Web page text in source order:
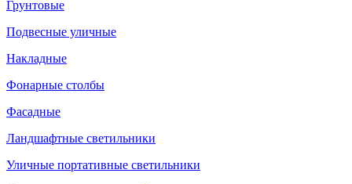
Грунтовые
Подвесные уличные
Накладные
Фонарные столбы
Фасадные
Ландшафтные светильники
Уличные портативные светильники